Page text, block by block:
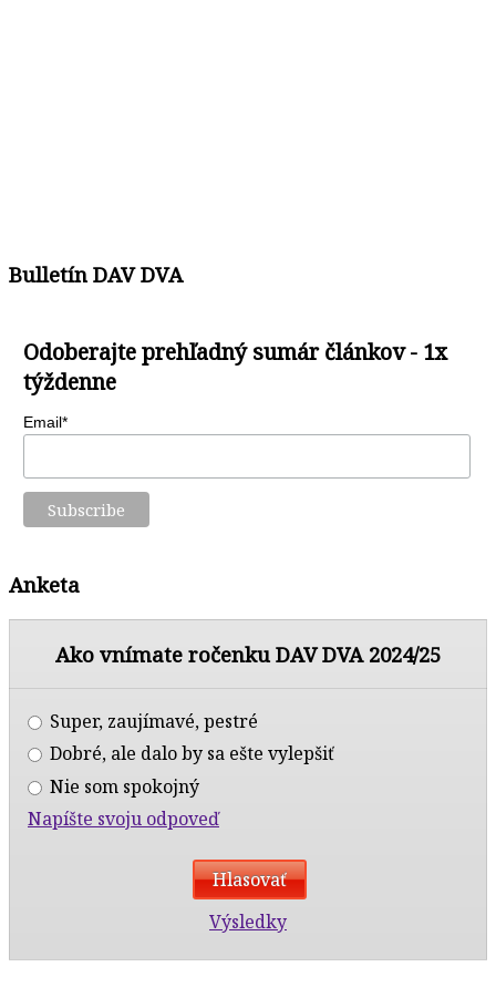
Bulletín DAV DVA
Odoberajte prehľadný sumár článkov - 1x
týždenne
Email*
Anketa
Ako vnímate ročenku DAV DVA 2024/25
Super, zaujímavé, pestré
Dobré, ale dalo by sa ešte vylepšiť
Nie som spokojný
Napíšte svoju odpoveď
Výsledky